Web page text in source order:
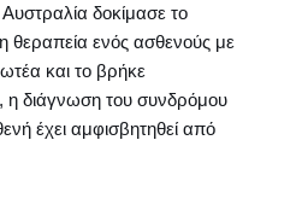
δοκίμασε το
ενός ασθενούς με
και το βρήκε
η διάγνωση του συνδρόμου
έχει αμφισβητηθεί από